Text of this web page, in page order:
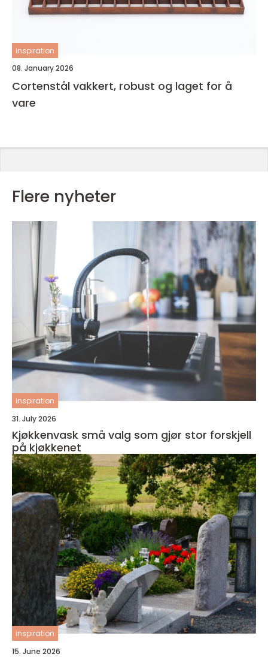
inspiration
08. January 2026
Cortenstål vakkert, robust og laget for å
vare
Flere nyheter
inspiration
31. July 2026
Kjøkkenvask små valg som gjør stor forskjell
på kjøkkenet
inspiration
15. June 2026